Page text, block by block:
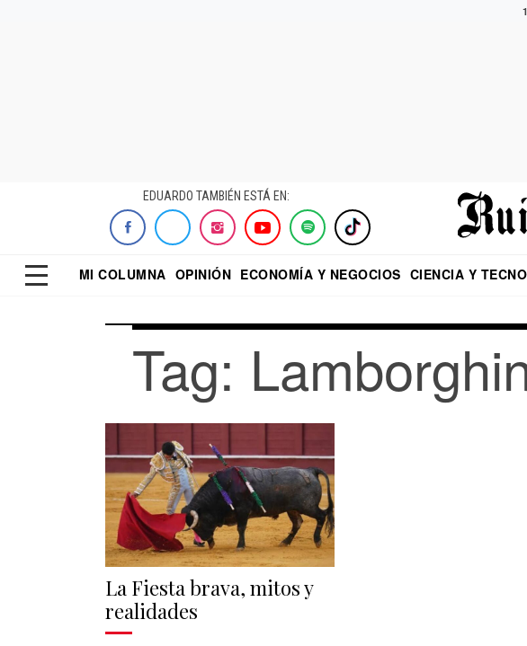
EDUARDO TAMBIÉN ESTÁ EN:
MI COLUMNA OPINIÓN ECONOMÍA Y NEGOCIOS CIENCIA Y
Tag:
La Fiesta brava, mitos y
realidades